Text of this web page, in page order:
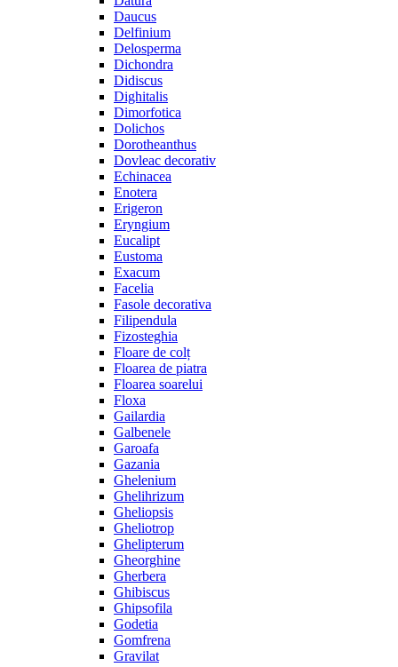
Daucus
Delfinium
Delosperma
Dichondra
Didiscus
Dighitalis
Dimorfotica
Dolichos
Dorotheanthus
Dovleac decorativ
Echinacea
Enotera
Erigeron
Eryngium
Eucalipt
Eustoma
Exacum
Facelia
Fasole decorativa
Filipendula
Fizosteghia
Floare de colț
Floarea de piatra
Floarea soarelui
Floxa
Gailardia
Galbenele
Garoafa
Gazania
Ghelenium
Ghelihrizum
Gheliopsis
Gheliotrop
Ghelipterum
Gheorghine
Gherbera
Ghibiscus
Ghipsofila
Godetia
Gomfrena
Gravilat